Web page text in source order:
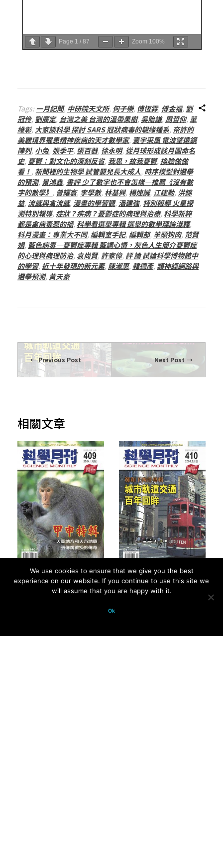
Page 1 / 87 Zoom 100%
Tags:一月紀聞, 中研院天文所, 何子樂, 傅恆霖, 傅金福, 劉
冠伶, 劉廣定, 台灣之美 台灣的溫帶果樹, 吳貽謙, 周哲仰, 單
維彰, 大家談科學 探討 SARS 冠狀病毒的親緣種系, 奈許的
美麗境界罹患精神疾病的天才數學家, 寰宇采風 電波望遠鏡
陣列, 小兔, 張季平, 張百器, 徐永明, 從月球形成談月圖命名
史, 憂鬱：對文化的深刻反省, 我思，故我憂鬱, 換臉做做
看！ , 新聞裡的生物學 試管嬰兒長大成人, 時序模型對選舉
的預測, 景鴻鑫, 書評 少了數字也不會怎樣—推薦《沒有數
字的數學》 , 曾耀寰, 李學數, 林基興, 楊連誠, 江建勳, 洪錦
益, 流感與禽流感, 漫畫的學習觀, 潘建強, 特別報導 火星探
測特別報導, 症狀？疾病？憂鬱症的病理與治療, 科學新粹
都是禽病毒惹的禍, 科學看選舉專輯 選舉的數學理論淺釋,
科月漫畫：專業大不同, 編輯室手記, 編輯部, 羊頭狗肉, 范賢
娟, 藍色病毒—憂鬱症專輯 藍調心情，灰色人生簡介憂鬱症
的心理與病理防治, 袁尚賢, 許家偉, 評 論 試論科學博物館中
的學習, 近十年發現的新元素, 陳淑惠, 韓德彥, 類神經網路與
選舉預測, 黃天豪
Previous Post Next Post
相關文章
2004 年第 35 卷第 1
期 - 總號第 409 期
2004 年第 35 卷第 2
期 - 總號第 410 期
We use cookies to ensure that we give you the best
experience on our website. If you continue to use this site we
will assume that you are happy with it.
Ok